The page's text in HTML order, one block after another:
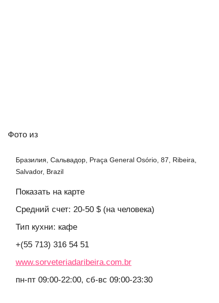
Фото из
Бразилия, Сальвадор, Praça General Osório, 87, Ribeira,
Salvador, Brazil
Показать на карте
Средний счет: 20-50 $ (на человека)
Тип кухни: кафе
+(55 713) 316 54 51
www.sorveteriadaribeira.com.br
пн-пт 09:00-22:00, сб-вс 09:00-23:30